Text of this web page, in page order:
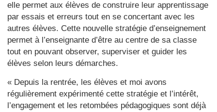
elle permet aux élèves de construire leur apprentissage
par essais et erreurs tout en se concertant avec les
autres élèves. Cette nouvelle stratégie d’enseignement
permet à l’enseignante d’être au centre de sa classe
tout en pouvant observer, superviser et guider les
élèves selon leurs démarches.
« Depuis la rentrée, les élèves et moi avons
régulièrement expérimenté cette stratégie et l’intérêt,
l’engagement et les retombées pédagogiques sont déjà